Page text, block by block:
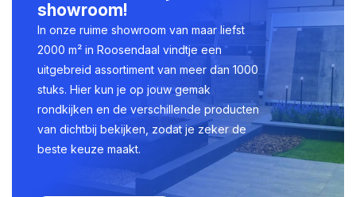
showroom!
In onze ruime showroom van maar liefst
2000 m² in Roosendaal vindtje een
uitgebreid assortiment van meer dan 1000
stuks. Hier kun je op jouw gemak
rondkijken en de verschillende producten
van dichtbij bekijken, zodat je zeker de
beste keuze maakt.